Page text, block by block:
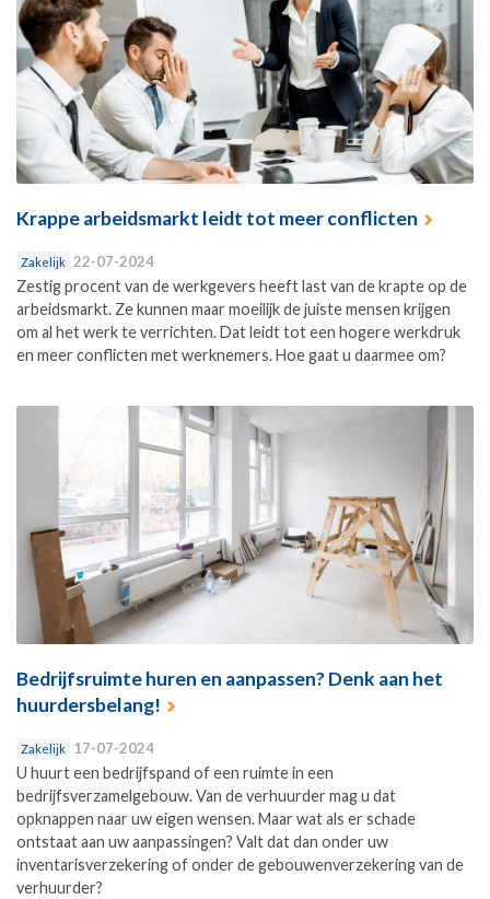
Krappe arbeidsmarkt leidt tot meer conflicten
Zakelijk 22-07-2024
Zestig procent van de werkgevers heeft last van de krapte op de
arbeidsmarkt. Ze kunnen maar moeilijk de juiste mensen krijgen
om al het werk te verrichten. Dat leidt tot een hogere werkdruk
en meer conflicten met werknemers. Hoe gaat u daarmee om?
Bedrijfsruimte huren en aanpassen? Denk aan het
huurdersbelang!
Zakelijk 17-07-2024
U huurt een bedrijfspand of een ruimte in een
bedrijfsverzamelgebouw. Van de verhuurder mag u dat
opknappen naar uw eigen wensen. Maar wat als er schade
ontstaat aan uw aanpassingen? Valt dat dan onder uw
inventarisverzekering of onder de gebouwenverzekering van de
verhuurder?